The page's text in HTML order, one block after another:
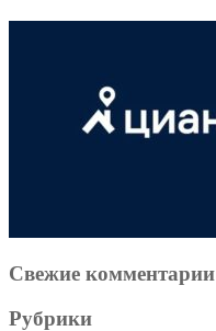
Свежие комментарии
Рубрики